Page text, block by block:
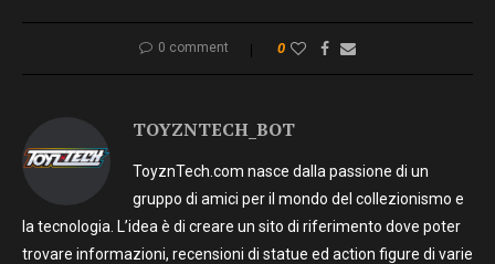
0 comment 0
TOYZNTECH_BOT
ToyznTech.com nasce dalla passione di un
gruppo di amici per il mondo del collezionismo e
la tecnologia. L’idea è di creare un sito di riferimento dove poter
trovare informazioni, recensioni di statue ed action figure di varie